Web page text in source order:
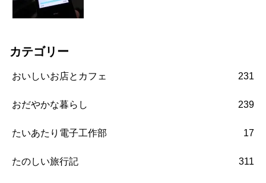
カテゴリー
おいしいお店とカフェ 231
おだやかな暮らし 239
たいあたり電子工作部 17
たのしい旅行記 311